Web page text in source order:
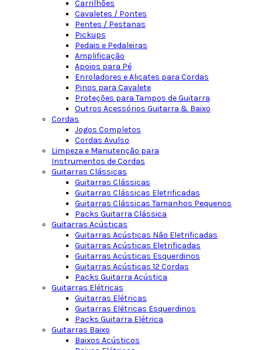
Carrilhões
Cavaletes / Pontes
Pentes / Pestanas
Pickups
Pedais e Pedaleiras
Amplificação
Apoios para Pé
Enroladores e Alicates para Cordas
Pinos para Cavalete
Proteções para Tampos de Guitarra
Outros Acessórios Guitarra & Baixo
Cordas
Jogos Completos
Cordas Avulso
Limpeza e Manutenção para
Instrumentos de Cordas
Guitarras Clássicas
Guitarras Clássicas
Guitarras Clássicas Eletrificadas
Guitarras Clássicas Tamanhos Pequenos
Packs Guitarra Clássica
Guitarras Acústicas
Guitarras Acústicas Não Eletrificadas
Guitarras Acústicas Eletrificadas
Guitarras Acústicas Esquerdinos
Guitarras Acústicas 12 Cordas
Packs Guitarra Acústica
Guitarras Elétricas
Guitarras Elétricas
Guitarras Elétricas Esquerdinos
Packs Guitarra Elétrica
Guitarras Baixo
Baixos Acústicos